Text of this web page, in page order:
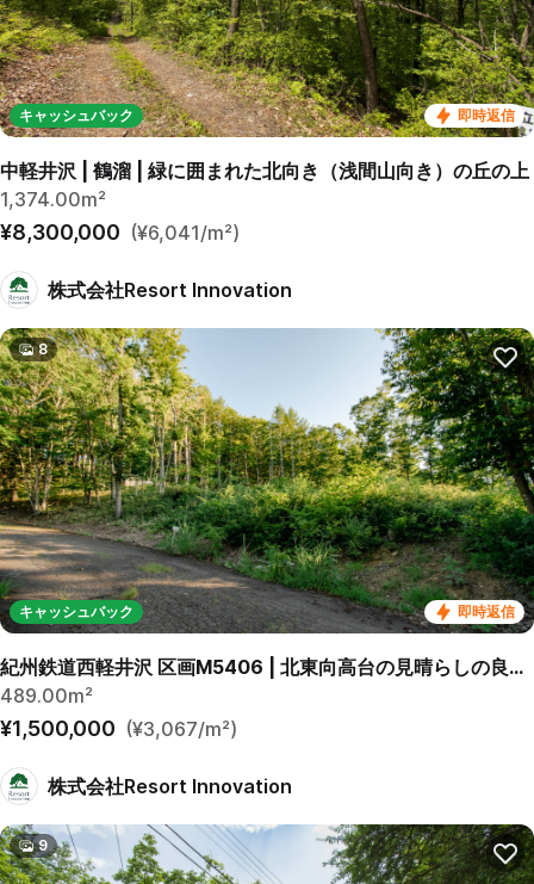
即時返信
キャッシュバック
中軽井沢 | 鶴溜 | 緑に囲まれた北向き（浅間山向き）の丘の上
1,374.00m²
¥8,300,000 (¥6,041/m²)
株式会社Resort Innovation
即時返信
キャッシュバック
8
紀州鉄道西軽井沢 区画M5406 | 北東向高台の見晴らしの良い緩傾斜区画です。
489.00m²
¥1,500,000 (¥3,067/m²)
株式会社Resort Innovation
9